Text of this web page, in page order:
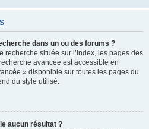
dans un ou des forums ?
recherche située sur l’index, les pages des
avancée est accessible en
» disponible sur toutes les pages du
du style utilisé.
aucun résultat ?